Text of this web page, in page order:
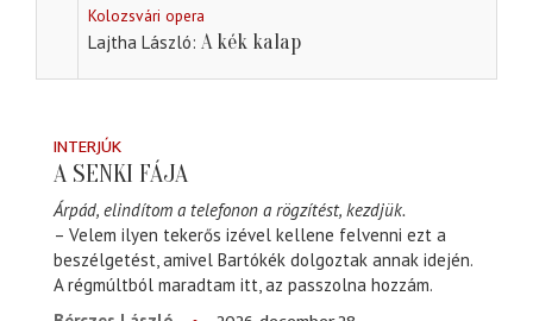
Kolozsvári opera
Lajtha László A kék kalap
INTERJÚK
A SENKI FÁJA
Árpád, elindítom a telefonon a rögzítést, kezdjük.
– Velem ilyen tekerős izével kellene felvenni ezt a
beszélgetést, amivel Bartókék dolgoztak annak idején.
A régmúltból maradtam itt, az passzolna hozzám.